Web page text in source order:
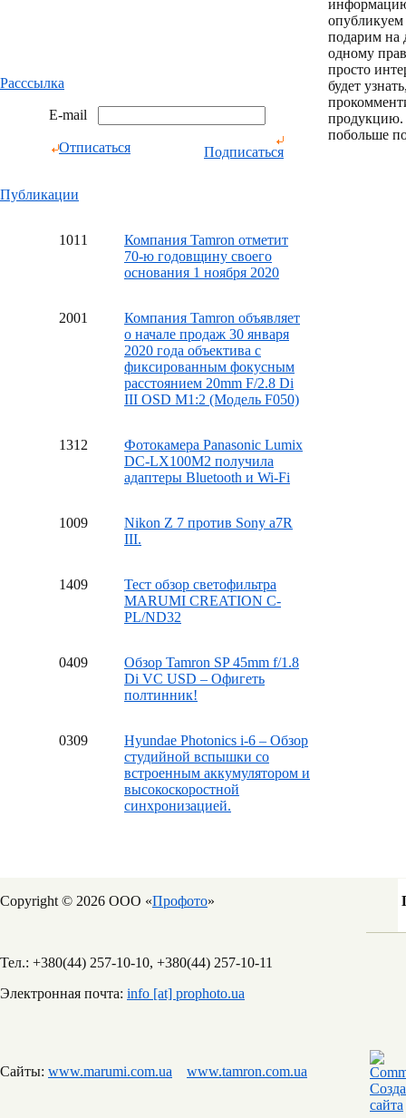
Расссылка
E-mail
Отписаться Подписаться
Публикации
1011
Компания Tamron отметит
70-ю годовщину своего
основания 1 ноября 2020
2001
Компания Tamron объявляет
о начале продаж 30 января
2020 года объектива с
фиксированным фокусным
расстоянием 20mm F/2.8 Di
III OSD M1:2 (Модель F050)
1312
Фотокамера Panasonic Lumix
DC-LX100M2 получила
адаптеры Bluetooth и Wi-Fi
1009
Nikon Z 7 против Sony a7R
III.
1409
Тест обзор светофильтра
MARUMI CREATION C-
PL/ND32
0409
Обзор Tamron SP 45mm f/1.8
Di VC USD – Офигеть
полтинник!
0309
Hyundae Photonics i-6 – Обзор
студийной вспышки со
встроенным аккумулятором и
высокоскоростной
синхронизацией.
опубликуем
подарим на
одному
просто
будет
продукцию.
побольше
Copyright © 2026 ООО «Профото»
Тел.: +380(44) 257-10-10, +380(44) 257-10-11
Электронная почта: info [at] prophoto.ua
Сайты: www.marumi.com.ua www.tamron.com.ua